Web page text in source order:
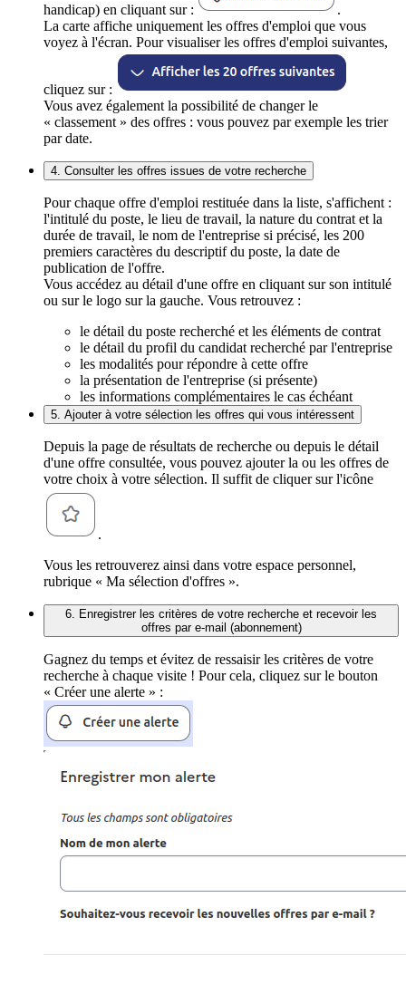
handicap) en cliquant sur :
.
La carte affiche uniquement les offres d'emploi que vous
voyez à l'écran. Pour visualiser les offres d'emploi suivantes,
cliquez sur :
Vous avez également la possibilité de changer le
« classement » des offres : vous pouvez par exemple les trier
par date.
4. Consulter les offres issues de votre recherche
Pour chaque offre d'emploi restituée dans la liste, s'affichent :
l'intitulé du poste, le lieu de travail, la nature du contrat et la
durée de travail, le nom de l'entreprise si précisé, les 200
premiers caractères du descriptif du poste, la date de
publication de l'offre.
Vous accédez au détail d'une offre en cliquant sur son intitulé
ou sur le logo sur la gauche. Vous retrouvez :
le détail du poste recherché et les éléments de contrat
le détail du profil du candidat recherché par l'entreprise
les modalités pour répondre à cette offre
la présentation de l'entreprise (si présente)
les informations complémentaires le cas échéant
5. Ajouter à votre sélection les offres qui vous intéressent
Depuis la page de résultats de recherche ou depuis le détail
d'une offre consultée, vous pouvez ajouter la ou les offres de
votre choix à votre sélection. Il suffit de cliquer sur l'icône
.
Vous les retrouverez ainsi dans votre espace personnel,
rubrique « Ma sélection d'offres ».
6. Enregistrer les critères de votre recherche et recevoir les
offres par e-mail (abonnement)
Gagnez du temps et évitez de ressaisir les critères de votre
recherche à chaque visite ! Pour cela, cliquez sur le bouton
« Créer une alerte » :